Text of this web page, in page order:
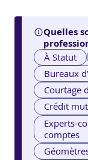
Quelles
À Statut
Bureaux
Courtage
Crédit
Experts-
comptes